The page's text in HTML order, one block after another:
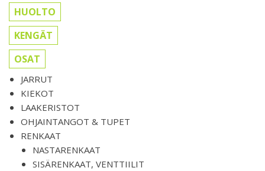
HUOLTO
KENGÄT
OSAT
JARRUT
KIEKOT
LAAKERISTOT
OHJAINTANGOT & TUPET
RENKAAT
NASTARENKAAT
SISÄRENKAAT, VENTTIILIT